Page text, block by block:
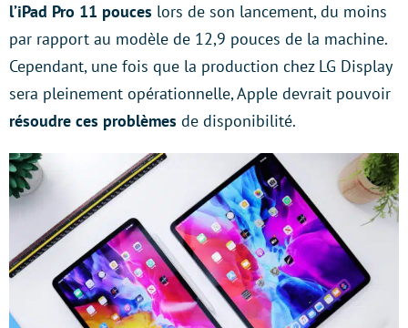
l’iPad Pro 11 pouces lors de son lancement, du moins
par rapport au modèle de 12,9 pouces de la machine.
Cependant, une fois que la production chez LG Display
sera pleinement opérationnelle, Apple devrait pouvoir
résoudre ces problèmes de disponibilité.